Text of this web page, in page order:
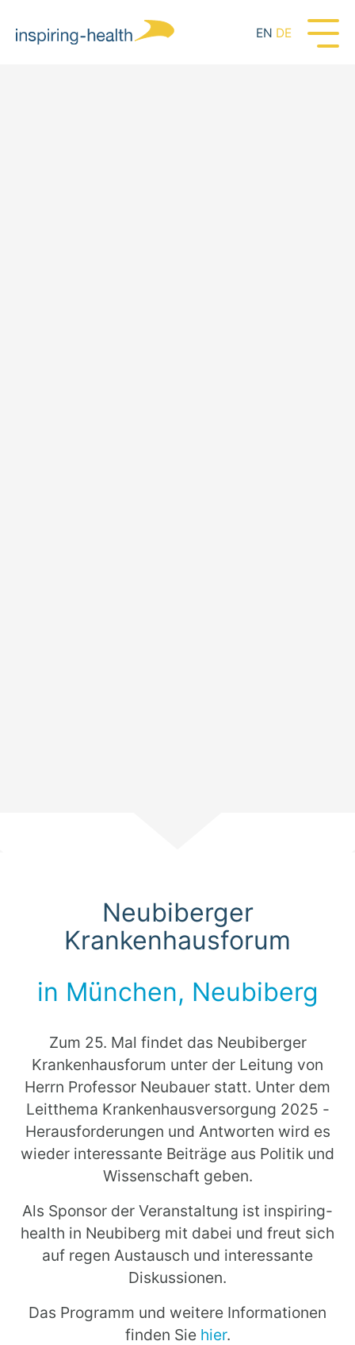
EN DE
Neubiberger
Krankenhausforum
in München, Neubiberg
Zum 25. Mal findet das Neubiberger
Krankenhausforum unter der Leitung von
Herrn Professor Neubauer statt. Unter dem
Leitthema Krankenhausversorgung 2025 -
Herausforderungen und Antworten wird es
wieder interessante Beiträge aus Politik und
Wissenschaft geben.
Als Sponsor der Veranstaltung ist inspiring-
health in Neubiberg mit dabei und freut sich
auf regen Austausch und interessante
Diskussionen.
Das Programm und weitere Informationen
finden Sie hier.